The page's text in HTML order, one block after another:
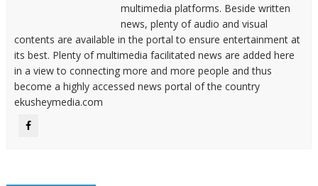
multimedia platforms. Beside written
news, plenty of audio and visual
contents are available in the portal to ensure entertainment at
its best. Plenty of multimedia facilitated news are added here
in a view to connecting more and more people and thus
become a highly accessed news portal of the country
ekusheymedia.com